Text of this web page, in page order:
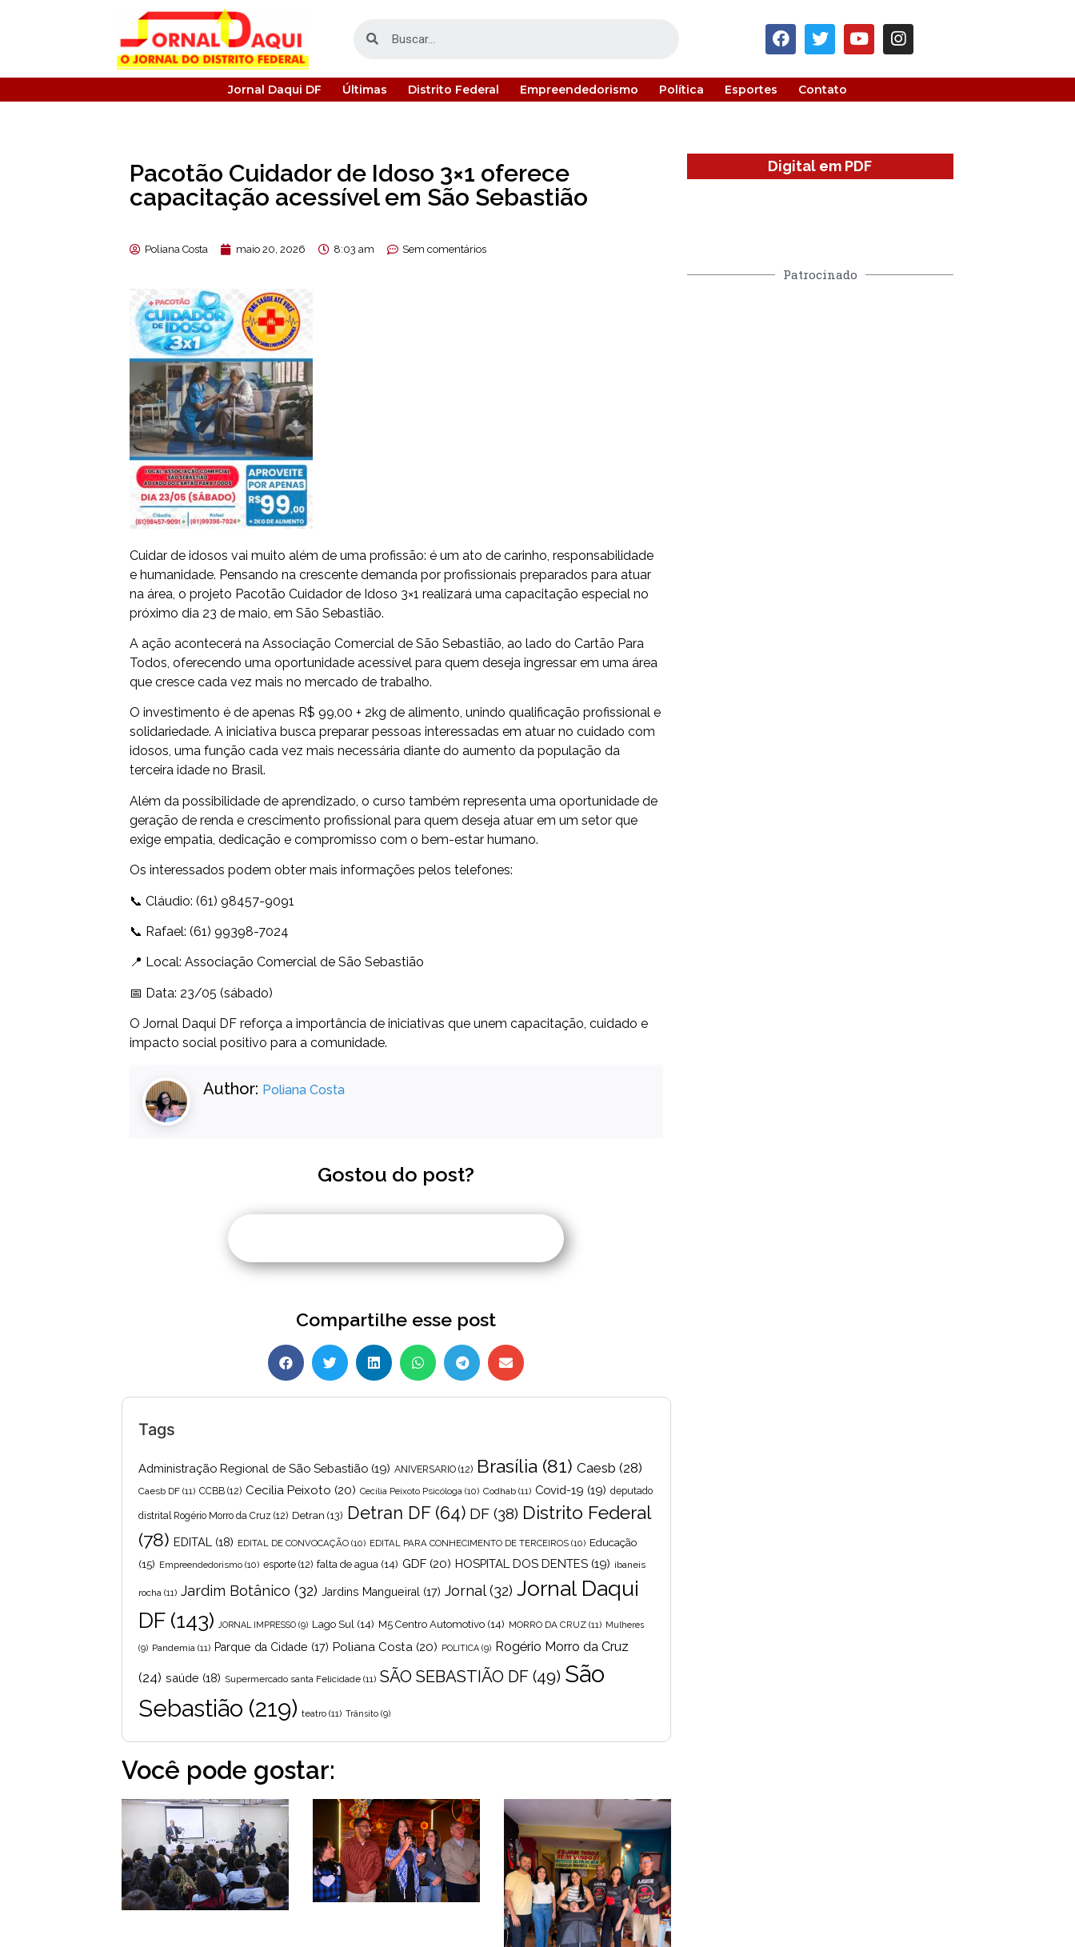
Jornal Daqui DF Últimas Distrito Federal Empreendedorismo Política Esportes Contato
Pacotão Cuidador de Idoso 3×1 oferece
capacitação acessível em São Sebastião
Poliana Costa maio 20, 2026 8:03 am Sem comentários
Cuidar de idosos vai muito além de uma profissão: é um ato de carinho, responsabilidade
e humanidade. Pensando na crescente demanda por profissionais preparados para atuar
na área, o projeto Pacotão Cuidador de Idoso 3×1 realizará uma capacitação especial no
próximo dia 23 de maio, em São Sebastião.
A ação acontecerá na Associação Comercial de São Sebastião, ao lado do Cartão Para
Todos, oferecendo uma oportunidade acessível para quem deseja ingressar em uma área
que cresce cada vez mais no mercado de trabalho.
O investimento é de apenas R$ 99,00 + 2kg de alimento, unindo qualificação profissional e
solidariedade. A iniciativa busca preparar pessoas interessadas em atuar no cuidado com
idosos, uma função cada vez mais necessária diante do aumento da população da
terceira idade no Brasil.
Além da possibilidade de aprendizado, o curso também representa uma oportunidade de
geração de renda e crescimento profissional para quem deseja atuar em um setor que
exige empatia, dedicação e compromisso com o bem-estar humano.
Os interessados podem obter mais informações pelos telefones:
📞 Cláudio: (61) 98457-9091
📞 Rafael: (61) 99398-7024
📍 Local: Associação Comercial de São Sebastião
📅 Data: 23/05 (sábado)
O Jornal Daqui DF reforça a importância de iniciativas que unem capacitação, cuidado e
impacto social positivo para a comunidade.
Author: Poliana Costa
Gostou do post?
Compartilhe esse post
Tags
Administração Regional de São Sebastião (19) ANIVERSARIO (12) Brasília (81) Caesb (28)
Caesb DF (11) CCBB (12) Cecilia Peixoto (20) Cecília Peixoto Psicóloga (10) Codhab (11) Covid-19 (19) deputado
distrital Rogério Morro da Cruz (12) Detran (13) Detran DF(64) DF (38) Distrito Federal
(78) EDITAL (18) EDITAL DE CONVOCAÇÃO (10) EDITAL PARA CONHECIMENTO DE TERCEIROS (10) Educação
(15) Empreendedorismo (10) esporte (12) falta de agua (14) GDF (20) HOSPITAL DOS DENTES (19) ibaneis
rocha (11) Jardim Botânico (32) Jardins Mangueiral (17) Jornal(32) Jornal Daqui
DF(143) JORNAL IMPRESSO (9) Lago Sul (14) M5 Centro Automotivo (14) MORRO DA CRUZ (11) Mulheres
(9) Pandemia (11) Parque da Cidade (17) Poliana Costa (20) POLITICA (9) Rogério Morro da Cruz
(24) saúde (18) Supermercado santa Felicidade (11) SÃO SEBASTIÃO DF (49) São
Sebastião (219) teatro (11) Trânsito (9)
Você pode gostar:
Digital em PDF
Patrocinado